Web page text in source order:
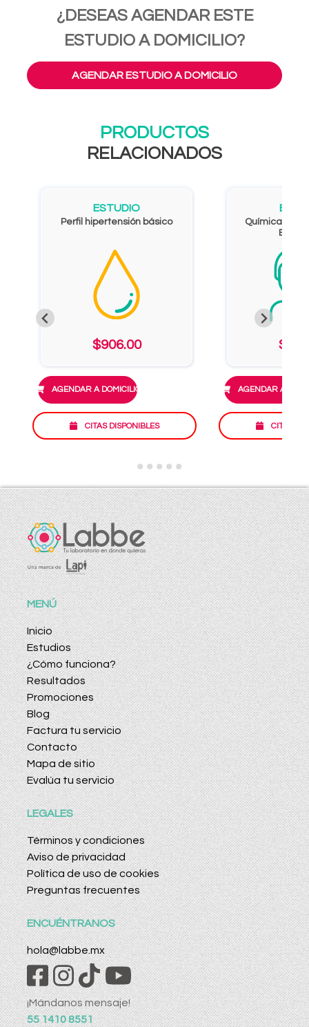
¿DESEAS AGENDAR ESTE
ESTUDIO A DOMICILIO?
AGENDAR ESTUDIO A DOMICILIO
PRODUCTOS
RELACIONADOS
ESTUDIO
Perfil hipertensión básico
$906.00
AGENDAR A DOMICILIO
CITAS DISPONIBLES
Química
AGENDAR A
CITAS
MENÚ
Inicio
Estudios
¿Cómo funciona?
Resultados
Promociones
Blog
Factura tu servicio
Contacto
Mapa de sitio
Evalúa tu servicio
LEGALES
Términos y condiciones
Aviso de privacidad
Política de uso de cookies
Preguntas frecuentes
ENCUÉNTRANOS
hola@labbe.mx
¡Mándanos mensaje!
55 1410 8551